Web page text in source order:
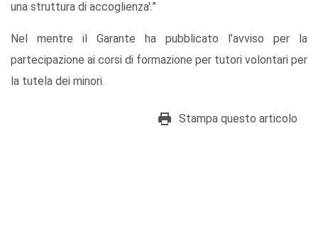
una struttura di accoglienza'.”
Nel mentre il Garante ha pubblicato l’avviso per la
partecipazione ai corsi di formazione per tutori volontari per
la tutela dei minori.
Stampa questo articolo